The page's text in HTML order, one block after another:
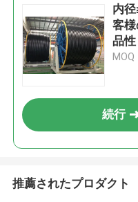
内
客
品
MOQ
続行
推薦されたプロダクト